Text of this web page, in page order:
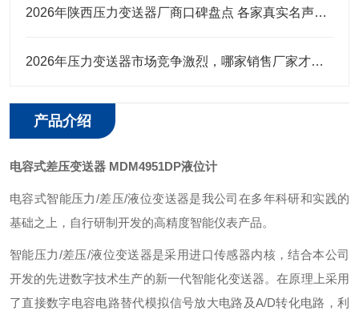
2026年陕西压力变送器厂商口碑盘点 各家真实名声实力全解析
2026年压力变送器市场竞争激烈，哪家销售厂家才是行业值得选择
产品介绍
电容式差压变送器 MDM4951DP液位计
电容式智能压力/差压/液位变送器是我公司在多年科研和实践的
基础之上，自行研制开发的高精度智能仪表产品。
智能压力/差压/液位变送器是采用进口传感器内核，结合本公司
开发的先进数字技术生产的新一代智能化变送器。在原理上采用
了直接数字电容电路替代模拟信号放大电路及A/D转化电路，利